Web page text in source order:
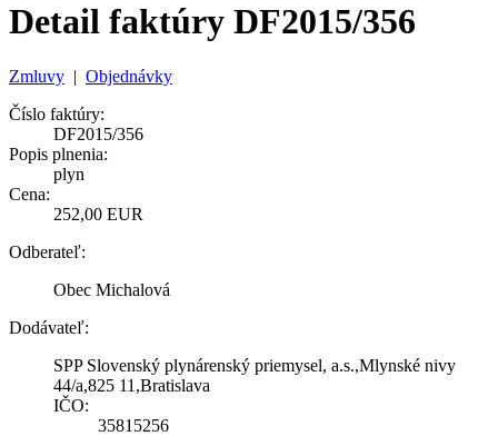
Detail faktúry DF2015/356
Zmluvy | Objednávky
Číslo faktúry:
DF2015/356
Popis plnenia:
plyn
Cena:
252,00 EUR
Odberateľ:
Obec Michalová
Dodávateľ:
SPP Slovenský plynárenský priemysel, a.s.,Mlynské nivy
44/a,825 11,Bratislava
IČO:
35815256